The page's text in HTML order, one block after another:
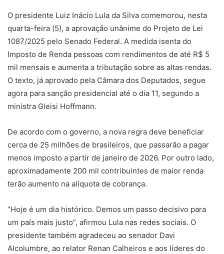
O presidente Luiz Inácio Lula da Silva comemorou, nesta
quarta-feira (5), a aprovação unânime do Projeto de Lei
1087/2025 pelo Senado Federal. A medida isenta do
Imposto de Renda pessoas com rendimentos de até R$ 5
mil mensais e aumenta a tributação sobre as altas rendas.
O texto, já aprovado pela Câmara dos Deputados, segue
agora para sanção presidencial até o dia 11, segundo a
ministra Gleisi Hoffmann.
De acordo com o governo, a nova regra deve beneficiar
cerca de 25 milhões de brasileiros, que passarão a pagar
menos imposto a partir de janeiro de 2026. Por outro lado,
aproximadamente 200 mil contribuintes de maior renda
terão aumento na alíquota de cobrança.
“Hoje é um dia histórico. Demos um passo decisivo para
um país mais justo”, afirmou Lula nas redes sociais. O
presidente também agradeceu ao senador Davi
Alcolumbre, ao relator Renan Calheiros e aos líderes do